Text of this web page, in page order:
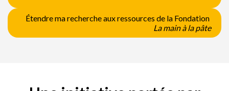
Étendre ma recherche aux ressources de la Fondation
La main à la pâte